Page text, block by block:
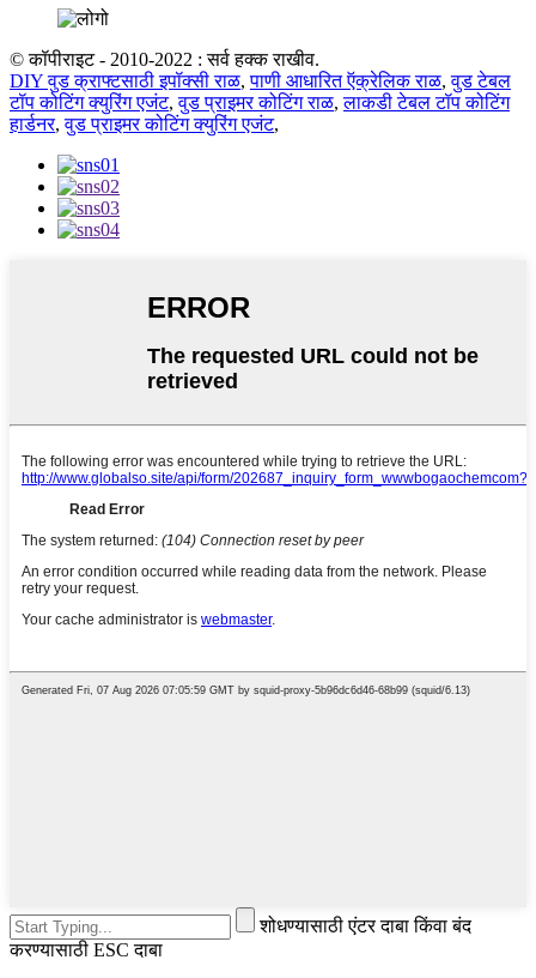
© कॉपीराइट - 2010-2022 : सर्व हक्क राखीव.
DIY वुड क्राफ्टसाठी इपॉक्सी राळ,पाणी आधारित ऍक्रेलिक राळ,वुड टेबल
टॉप कोटिंग क्युरिंग एजंट,वुड प्राइमर कोटिंग राळ,लाकडी टेबल टॉप कोटिंग
हार्डनर,वुड प्राइमर कोटिंग क्युरिंग एजंट,
शोधण्यासाठी एंटर दाबा किंवा बंद
करण्यासाठी ESC दाबा